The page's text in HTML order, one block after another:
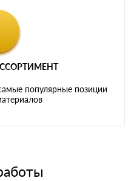
популярные позиции